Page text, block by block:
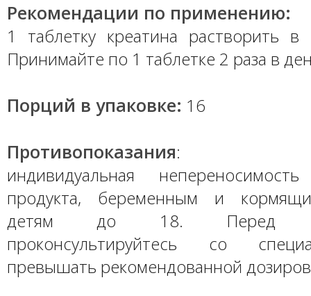
Рекомендации по применению:
1 таблетку креатина растворить
Принимайте по 1 таблетке 2 раза в
Порций в упаковке: 16
Противопоказания:
индивидуальная
продукта, беременным и
детям до 18. Перед
проконсультируйтесь со
превышать рекомендованной